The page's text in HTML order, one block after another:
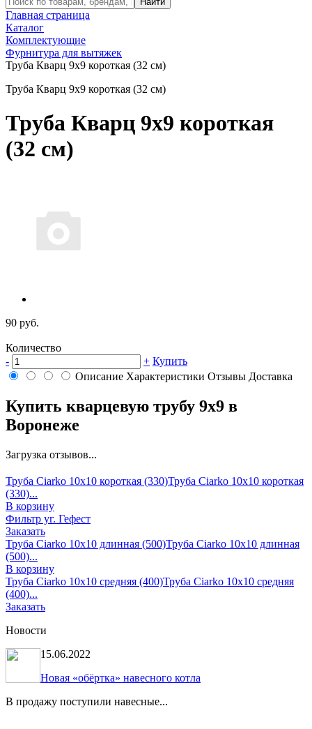
Главная страница
Каталог
Комплектующие
Фурнитура для вытяжек
Труба Кварц 9х9 короткая (32 см)
Труба Кварц 9х9 короткая (32 см)
Труба Кварц 9х9 короткая
(32 см)
90 руб.
Количество
-
+ Купить
Описание Характеристики Отзывы Доставка
Купить кварцевую трубу 9х9 в
Воронеже
Загрузка отзывов...
Труба Ciarko 10х10 короткая (330)Труба Ciarko 10х10 короткая
(330)...
В корзину
Фильтр уг. Гефест
Заказать
Труба Ciarko 10х10 длинная (500)Труба Ciarko 10х10 длинная
(500)...
В корзину
Труба Ciarko 10х10 средняя (400)Труба Ciarko 10х10 средняя
(400)...
Заказать
Новости
15.06.2022
Новая «обёртка» навесного котла
В продажу поступили навесные...